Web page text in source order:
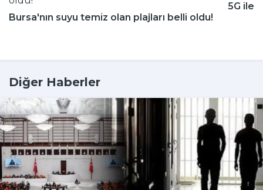
Bursa'nın suyu temiz olan plajları belli oldu!
5G ile
Diğer Haberler